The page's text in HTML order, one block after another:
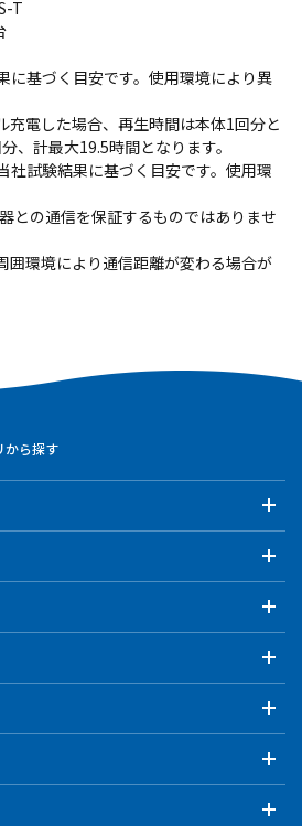
T
に基づく目安です。使用環境により異
充電した場合、再生時間は本体1回分と
、計最大19.5時間となります。
社試験結果に基づく目安です。使用環
との通信を保証するものではありませ
囲環境により通信距離が変わる場合が
から探す